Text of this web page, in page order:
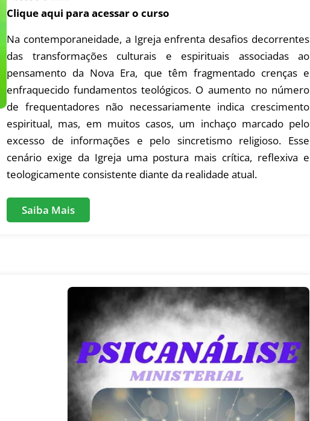
Clique aqui para acessar o curso
Na contemporaneidade, a Igreja enfrenta desafios decorrentes
das transformações culturais e espirituais associadas ao
pensamento da Nova Era, que têm fragmentado crenças e
enfraquecido fundamentos teológicos. O aumento no número
de frequentadores não necessariamente indica crescimento
espiritual, mas, em muitos casos, um inchaço marcado pelo
excesso de informações e pelo sincretismo religioso. Esse
cenário exige da Igreja uma postura mais crítica, reflexiva e
teologicamente consistente diante da realidade atual.
Saiba Mais